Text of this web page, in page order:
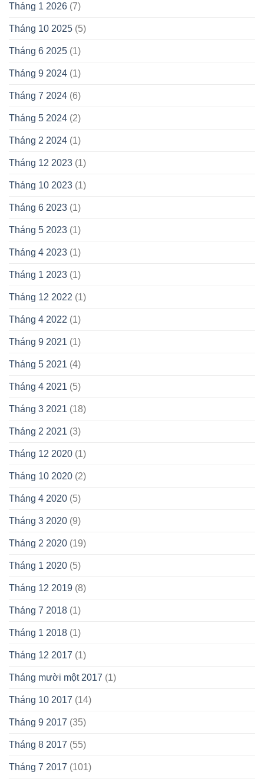
Tháng 1 2026 (7)
Tháng 10 2025 (5)
Tháng 6 2025 (1)
Tháng 9 2024 (1)
Tháng 7 2024 (6)
Tháng 5 2024 (2)
Tháng 2 2024 (1)
Tháng 12 2023 (1)
Tháng 10 2023 (1)
Tháng 6 2023 (1)
Tháng 5 2023 (1)
Tháng 4 2023 (1)
Tháng 1 2023 (1)
Tháng 12 2022 (1)
Tháng 4 2022 (1)
Tháng 9 2021 (1)
Tháng 5 2021 (4)
Tháng 4 2021 (5)
Tháng 3 2021 (18)
Tháng 2 2021 (3)
Tháng 12 2020 (1)
Tháng 10 2020 (2)
Tháng 4 2020 (5)
Tháng 3 2020 (9)
Tháng 2 2020 (19)
Tháng 1 2020 (5)
Tháng 12 2019 (8)
Tháng 7 2018 (1)
Tháng 1 2018 (1)
Tháng 12 2017 (1)
Tháng mười một 2017 (1)
Tháng 10 2017 (14)
Tháng 9 2017 (35)
Tháng 8 2017 (55)
Tháng 7 2017 (101)